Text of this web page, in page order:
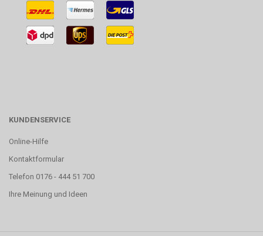
KUNDENSERVICE
Online-Hilfe
Kontaktformular
Telefon 0176 - 444 51 700
Ihre Meinung und Ideen